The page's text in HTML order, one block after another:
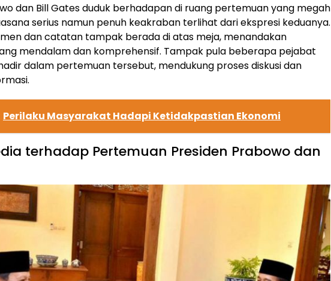
dan Bill Gates duduk berhadapan di ruang pertemuan yang megah
serius namun penuh keakraban terlihat dari ekspresi keduanya.
dan catatan tampak berada di atas meja, menandakan
mendalam dan komprehensif. Tampak pula beberapa pejabat
dalam pertemuan tersebut, mendukung proses diskusi dan
Perilaku Masyarakat Hadapi Ketidakpastian Ekonomi
terhadap Pertemuan Presiden Prabowo dan